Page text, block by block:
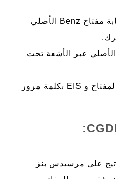
يمكن لمحول NEC كتابة مفتاح Benz الأصلي
الأصلي عبر الأشعة تحت
يمكن استعادة بيانات المفتاح و EIS بكلمة مرور
على مرسيدس بنز